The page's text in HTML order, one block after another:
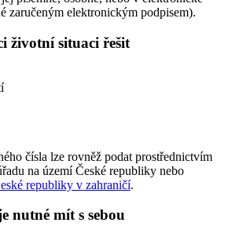
zaručeným elektronickým podpisem).
životní situaci řešit
čísla lze rovněž podat prostřednictvím
na území České republiky nebo
republiky v zahraničí.
nutné mít s sebou